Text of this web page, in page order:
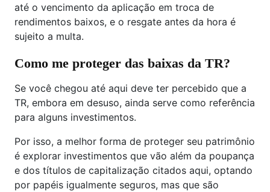
até o vencimento da aplicação em troca de
rendimentos baixos, e o resgate antes da hora é
sujeito a multa.
Como me proteger das baixas da TR?
Se você chegou até aqui deve ter percebido que a
TR, embora em desuso, ainda serve como referência
para alguns investimentos.
Por isso, a melhor forma de proteger seu patrimônio
é explorar investimentos que vão além da poupança
e dos títulos de capitalização citados aqui, optando
por papéis igualmente seguros, mas que são